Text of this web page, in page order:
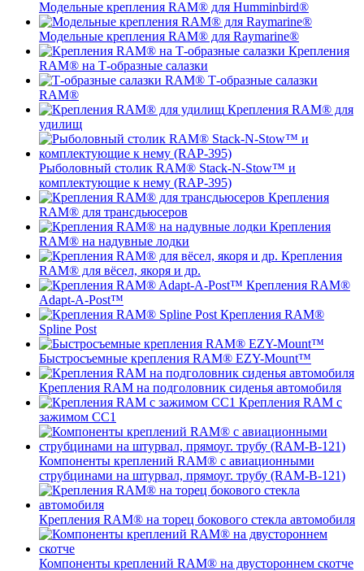
Модельные крепления RAM® для Humminbird®
Модельные крепления RAM® для Raymarine®
Крепления
RAM® на Т-образные салазки
Т-образные салазки
RAM®
Крепления RAM® для
удилищ
Рыболовный столик RAM® Stack-N-Stow™ и
комплектующие к нему (RAP-395)
Крепления
RAM® для трансдьюсеров
Крепления
RAM® на надувные лодки
Крепления
RAM® для вёсел, якоря и др.
Крепления RAM®
Adapt-A-Post™
Крепления RAM®
Spline Post
Быстросъемные крепления RAM® EZY-Mount™
Крепления RAM на подголовник сиденья автомобиля
Крепления RAM с
зажимом СС1
Компоненты креплений RAM® с авиационными
струбцинами на штурвал, прямоуг. трубу (RAM-B-121)
Крепления RAM® на торец бокового стекла автомобиля
Компоненты креплений RAM® на двустороннем скотче